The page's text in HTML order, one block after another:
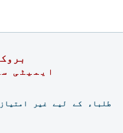
ایمیٹی
طلباء کے لیے غیر